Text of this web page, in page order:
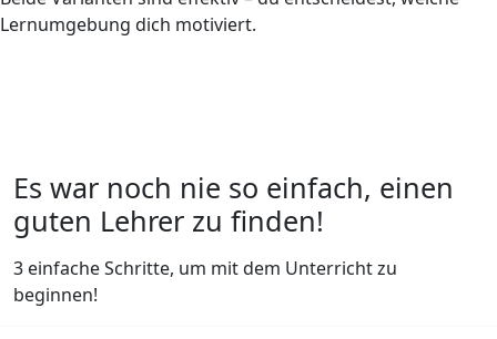
Lernumgebung dich motiviert.
Es war noch nie so einfach, einen
guten Lehrer zu finden!
3 einfache Schritte, um mit dem Unterricht zu
beginnen!